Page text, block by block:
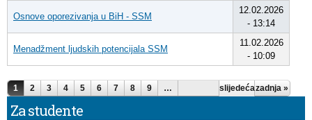
Osnove oporezivanja u BiH - SSM
12.02.2026
- 13:14
Menadžment ljudskih potencijala SSM
11.02.2026
- 10:09
Stranice
1 2 3 4 5 6 7 8 9 …
slijedeća
›
zadnja »
Za studente